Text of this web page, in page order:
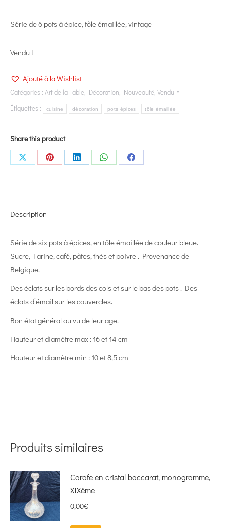
Série de 6 pots à épice, tôle émaillée, vintage
Vendu !
Ajouté à la Wishlist
Catégories : Art de la Table, Décoration, Nouveauté, Vendu
Étiquettes :
cuisine décoration pots épices tôle émaillée
Share this product
Share
Share
Share
Share
Share
Description
Série de six pots à épices, en tôle émaillée de couleur bleue.
Sucre, Farine, café, pâtes, thés et poivre . Provenance de
Belgique.
Des éclats sur les bords des cols et sur le bas des pots . Des
éclats d’émail sur les couvercles.
Bon état général au vu de leur age.
Hauteur et diamètre max : 16 et 14 cm
Hauteur et diamètre min : 10 et 8,5 cm
Produits similaires
Carafe en cristal baccarat, monogramme,
XIXème
0,00€